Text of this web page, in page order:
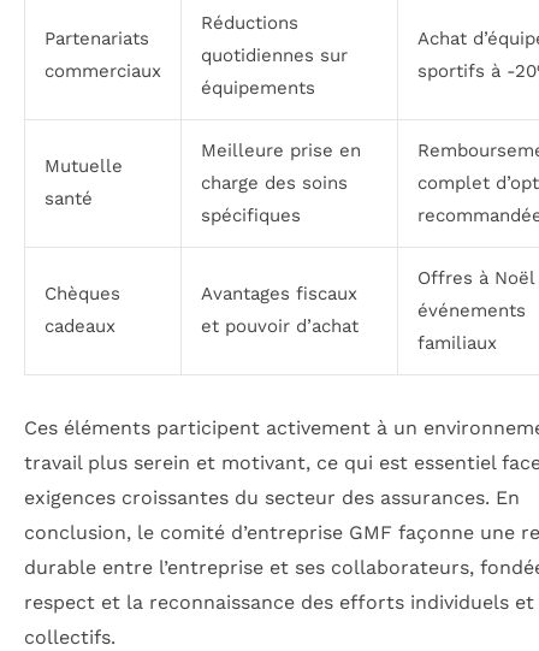
Partenariats
commerciaux
Réductions
quotidiennes sur
équipements
Achat
sportifs à -
Mutuelle
santé
Meilleure prise en
charge des soins
spécifiques
complet
Chèques
cadeaux
Avantages fiscaux
et pouvoir d’achat
Offres à
événements
familiaux
Ces éléments participent activement à un
travail plus serein et motivant, ce qui est essentiel
exigences croissantes du secteur des assurances. En
conclusion, le comité d’entreprise GMF façonne une
durable entre l’entreprise et ses collaborateurs,
respect et la reconnaissance des efforts individuels et
collectifs.